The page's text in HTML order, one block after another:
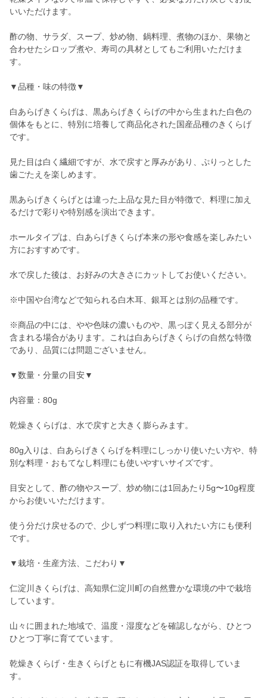
いいただけます。
酢の物、サラダ、スープ、炒め物、鍋料理、煮物のほか、果物と
合わせたシロップ煮や、寿司の具材としてもご利用いただけま
す。
▼品種・味の特徴▼
白あらげきくらげは、黒あらげきくらげの中から生まれた白色の
個体をもとに、特別に培養して商品化された国産品種のきくらげ
です。
見た目は白く繊細ですが、水で戻すと厚みがあり、ぷりっとした
歯ごたえを楽しめます。
黒あらげきくらげとは違った上品な見た目が特徴で、料理に加え
るだけで彩りや特別感を演出できます。
ホールタイプは、白あらげきくらげ本来の形や食感を楽しみたい
方におすすめです。
水で戻した後は、お好みの大きさにカットしてお使いください。
※中国や台湾などで知られる白木耳、銀耳とは別の品種です。
※商品の中には、やや色味の濃いものや、黒っぽく見える部分が
含まれる場合があります。これは白あらげきくらげの自然な特徴
であり、品質には問題ございません。
▼数量・分量の目安▼
内容量：80g
乾燥きくらげは、水で戻すと大きく膨らみます。
80g入りは、白あらげきくらげを料理にしっかり使いたい方や、特
別な料理・おもてなし料理にも使いやすいサイズです。
目安として、酢の物やスープ、炒め物には1回あたり5g〜10g程度
からお使いいただけます。
使う分だけ戻せるので、少しずつ料理に取り入れたい方にも便利
です。
▼栽培・生産方法、こだわり▼
仁淀川きくらげは、高知県仁淀川町の自然豊かな環境の中で栽培
しています。
山々に囲まれた地域で、温度・湿度などを確認しながら、ひとつ
ひとつ丁寧に育てています。
乾燥きくらげ・生きくらげともに有機JAS認証を取得していま
す。